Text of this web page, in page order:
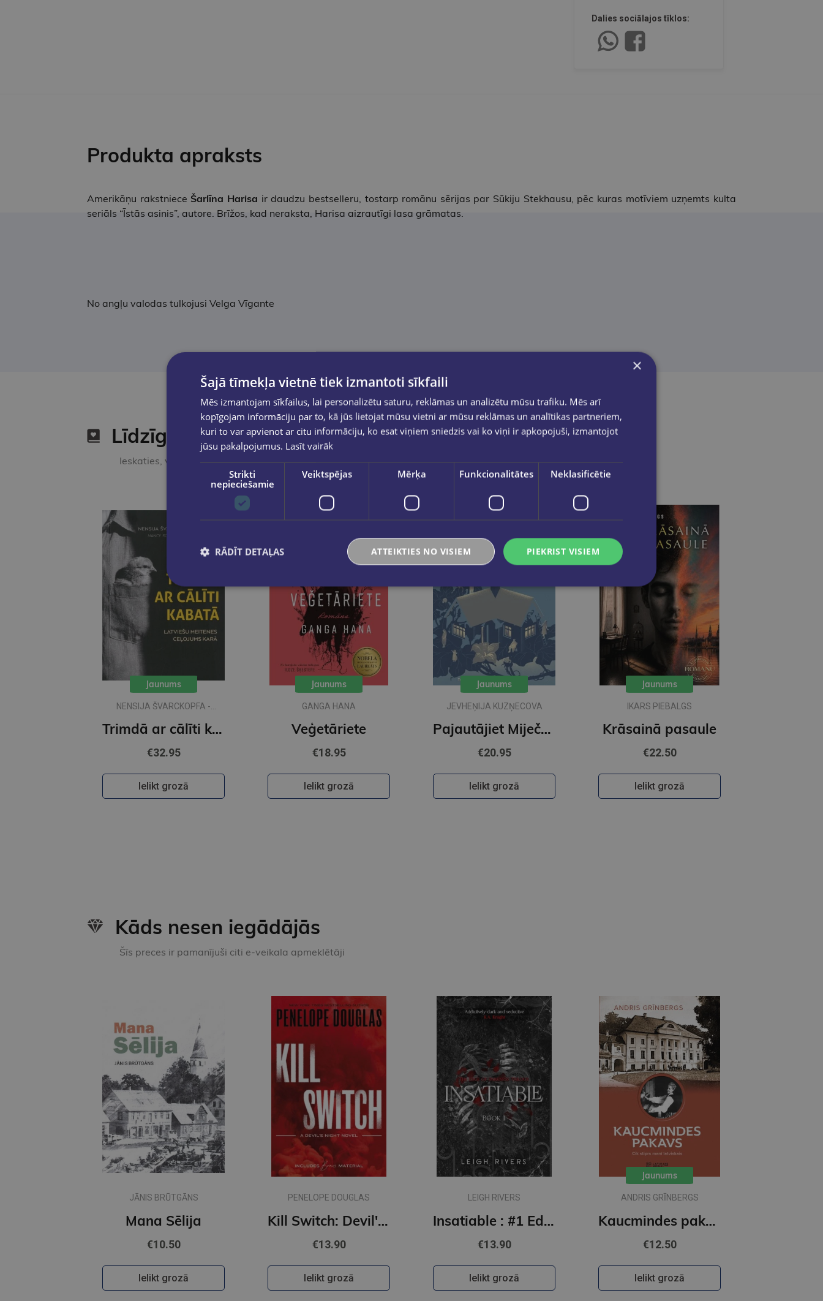
Dalies sociālajos tīklos:
Produkta apraksts
Amerikāņu rakstniece Šarlīna Harisa ir daudzu bestselleru, tostarp romānu sērijas par Sūkiju Stekhausu, pēc kuras motīviem uzņemts kulta
seriāls “Īstās asinis”, autore. Brīžos, kad neraksta, Harisa aizrautīgi lasa grāmatas.
No angļu valodas tulkojusi Velga Vīgante
Līdzīgas preces
Ieskaties, varbūt noder
Jaunums
NENSIJA ŠVARCKOPFA -
Trimdā ar cālīti kabatā
€32.95
Ielikt grozā
Jaunums
GANGA HANA
Veģetāriete
€18.95
Ielikt grozā
Jaunums
JEVHEŅIJA KUZŅECOVA
Pajautājiet Miječkai
€20.95
Ielikt grozā
Jaunums
IKARS PIEBALGS
Krāsainā pasaule
€22.50
Ielikt grozā
Kāds nesen iegādājās
Šīs preces ir pamanījuši citi e-veikala apmeklētāji
JĀNIS BRŪTGĀNS
Mana Sēlija
€10.50
Ielikt grozā
PENELOPE DOUGLAS
Kill Switch: Devil's Night #3
€13.90
Ielikt grozā
LEIGH RIVERS
Insatiable : #1 Edge of Darkness series : delux paperback featuring exclusive character artwork
€13.90
Ielikt grozā
Jaunums
ANDRIS GRĪNBERGS
Kaucmindes pakavs
€12.50
Ielikt grozā
×
Šajā tīmekļa vietnē tiek izmantoti sīkfaili
Mēs izmantojam sīkfailus, lai personalizētu saturu, reklāmas un analizētu mūsu trafiku. Mēs arī
kopīgojam informāciju par to, kā jūs lietojat mūsu vietni ar mūsu reklāmas un analītikas partneriem,
kuri to var apvienot ar citu informāciju, ko esat viņiem sniedzis vai ko viņi ir apkopojuši, izmantojot
jūsu pakalpojumus. Lasīt vairāk
Strikti
nepieciešamie
Veiktspējas Mērķa Funkcionalitātes Neklasificētie
PIEKRIST VISIEM
ATTEIKTIES NO VISIEM
RĀDĪT DETAĻAS